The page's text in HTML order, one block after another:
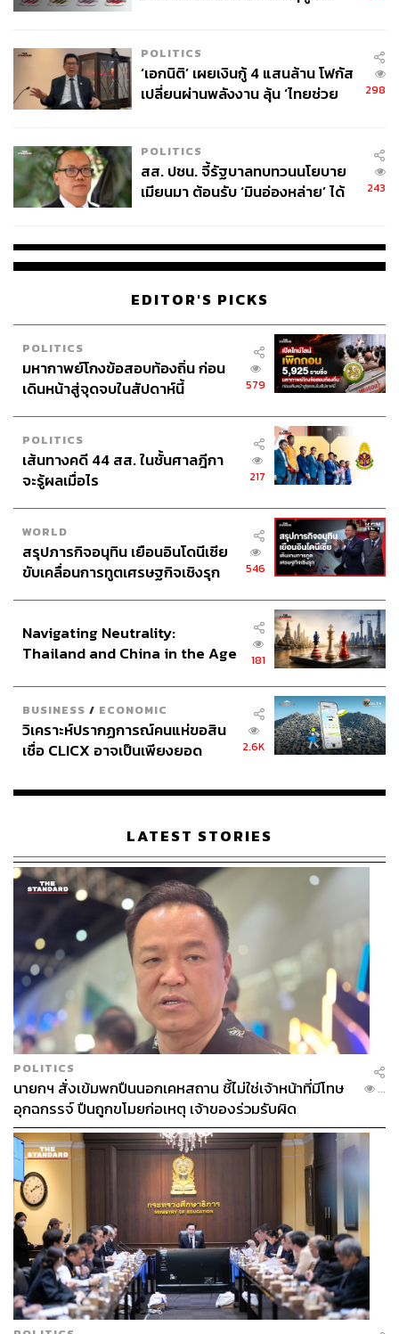
POLITICS
‘เอกนิติ’ เผยเงินกู้ 4 แสนล้าน โฟกัส
เปลี่ยนผ่านพลังงาน ลุ้น ‘ไทยช่วย
298
POLITICS
สส. ปชน. จี้รัฐบาลทบทวนนโยบาย
เมียนมา ต้อนรับ ‘มินอ่องหล่าย’ ได้
243
EDITOR'S PICKS
POLITICS
มหากาพย์โกงข้อสอบท้องถิ่น ก่อน
เดินหน้าสู่จุดจบในสัปดาห์นี้
579
POLITICS
เส้นทางคดี 44 สส. ในชั้นศาลฎีกา
จะรู้ผลเมื่อไร
217
WORLD
สรุปภารกิจอนุทิน เยือนอินโดนีเซีย
ขับเคลื่อนการทูตเศรษฐกิจเชิงรุก
546
Navigating Neutrality:
Thailand and China in the Age
181
BUSINESS / ECONOMIC
วิเคราะห์ปรากฏการณ์คนแห่ขอสิน
เชื่อ CLICX อาจเป็นเพียงยอด
เรือนไทยที่ถูกซุกไว้
2.6K
LATEST STORIES
POLITICS
นายกฯ สั่งเข้มพกปืนนอกเคหสถาน ชี้ไม่ใช่เจ้าหน้าที่มีโทษ
อุกฉกรรจ์ ปืนถูกขโมยก่อเหตุ เจ้าของร่วมรับผิด
...